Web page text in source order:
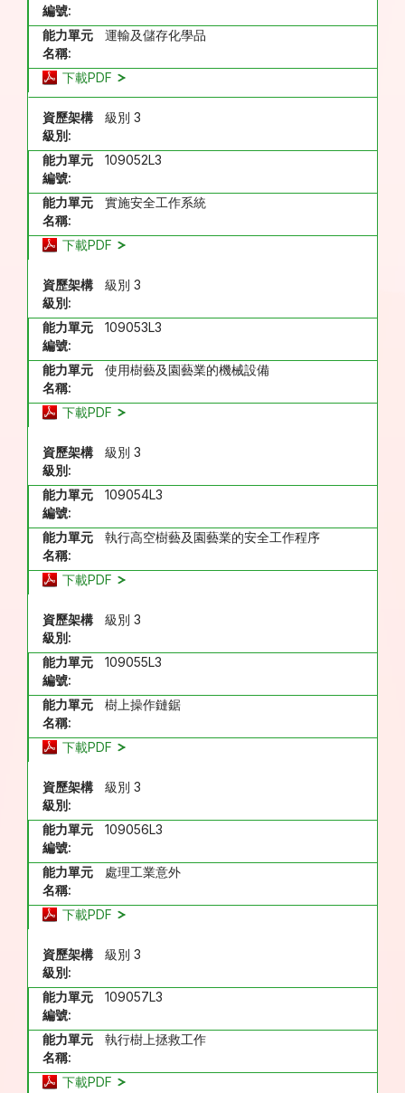
編號:
能力單元
名稱:
運輸及儲存化學品
下載PDF
資歷架構
級別:
級別 3
能力單元
編號:
109052L3
能力單元
名稱:
實施安全工作系統
下載PDF
資歷架構
級別:
級別 3
能力單元
編號:
109053L3
能力單元
名稱:
使用樹藝及園藝業的機械設備
下載PDF
資歷架構
級別:
級別 3
能力單元
編號:
109054L3
能力單元
名稱:
執行高空樹藝及園藝業的安全工作程序
下載PDF
資歷架構
級別:
級別 3
能力單元
編號:
109055L3
能力單元
名稱:
樹上操作鏈鋸
下載PDF
資歷架構
級別:
級別 3
能力單元
編號:
109056L3
能力單元
名稱:
處理工業意外
下載PDF
資歷架構
級別:
級別 3
能力單元
編號:
109057L3
能力單元
名稱:
執行樹上拯救工作
下載PDF